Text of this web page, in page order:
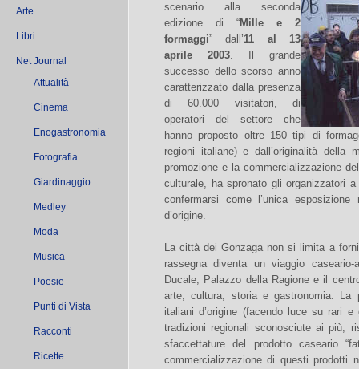
Arte
Libri
Net Journal
Attualità
Cinema
Enogastronomia
Fotografia
Giardinaggio
Medley
Moda
Musica
Poesie
Punti di Vista
Racconti
Ricette
scenario alla seconda
edizione di “Mille e 2
formaggi” dall’11 al 13
aprile 2003. Il grande
successo dello scorso anno
caratterizzato dalla presenza
di 60.000 visitatori, di
operatori del settore che
hanno proposto oltre 150 tipi di
regioni italiane) e dall’originalità della
promozione e la commercializzazione
culturale, ha spronato gli organizzatori
confermarsi come l’unica
d’origine.
La città dei Gonzaga non si limita a
rassegna diventa un viaggio
Ducale, Palazzo della Ragione e il
arte, cultura, storia e gastronomia.
italiani d’origine (facendo luce su rari
tradizioni regionali sconosciute ai più,
sfaccettature del prodotto caseario
commercializzazione di questi prodotti